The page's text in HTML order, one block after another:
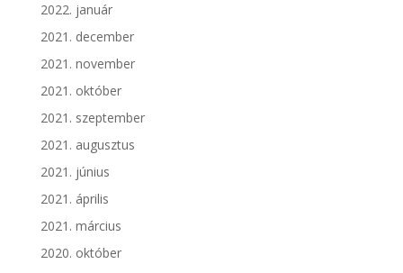
2022. január
2021. december
2021. november
2021. október
2021. szeptember
2021. augusztus
2021. június
2021. április
2021. március
2020. október